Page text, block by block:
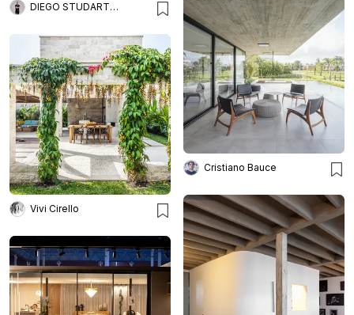
DIEGO STUDART ARQUITETURA
Cristiano Bauce
Vivi Cirello